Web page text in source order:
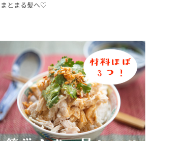
まとまる髪へ♡